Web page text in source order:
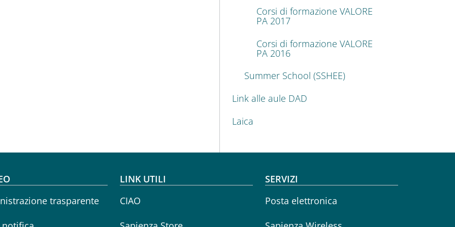
Corsi di formazione VALORE
PA 2017
Corsi di formazione VALORE
PA 2016
Summer School (SSHEE)
Link alle aule DAD
Laica
menu
trasparente
LINK UTILI
CIAO
SERVIZI
Posta elettronica